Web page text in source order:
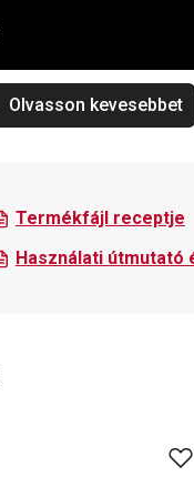
Olvasson kevesebbet
Termékfájl receptje
Használati